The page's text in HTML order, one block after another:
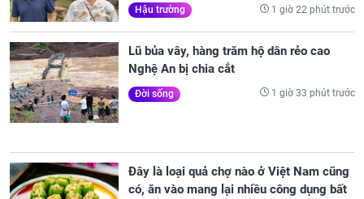
Hậu trường 1 giờ 22 phút trước
Lũ bủa vây, hàng trăm hộ dân rẻo cao
Nghệ An bị chia cắt
Đời sống 1 giờ 33 phút trước
Đây là loại quả chợ nào ở Việt Nam cũng
có, ăn vào mang lại nhiều công dụng bất